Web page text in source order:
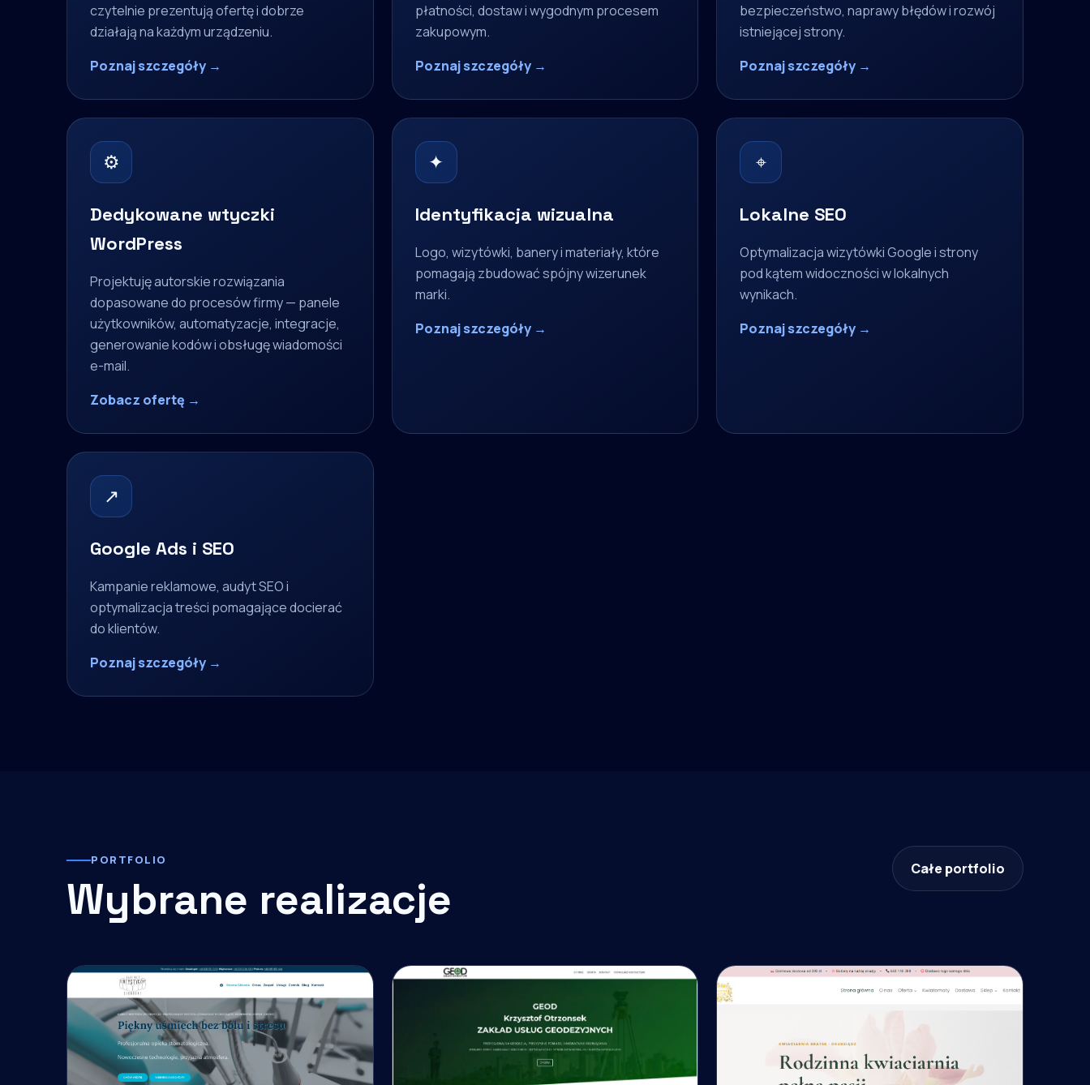
czytelnie prezentują ofertę i dobrze
działają na każdym urządzeniu.
Poznaj szczegóły →
płatności, dostaw i wygodnym procesem
zakupowym.
Poznaj szczegóły →
bezpieczeństwo, naprawy błędów i rozwój
istniejącej strony.
Poznaj szczegóły →
⚙
Dedykowane wtyczki
WordPress
Projektuję autorskie rozwiązania
dopasowane do procesów firmy — panele
użytkowników, automatyzacje, integracje,
generowanie kodów i obsługę wiadomości
e-mail.
Zobacz ofertę →
✦
Identyfikacja wizualna
Logo, wizytówki, banery i materiały, które
pomagają zbudować spójny wizerunek
marki.
Poznaj szczegóły →
⌖
Lokalne SEO
Optymalizacja wizytówki Google i strony
pod kątem widoczności w lokalnych
wynikach.
Poznaj szczegóły →
↗
Google Ads i SEO
Kampanie reklamowe, audyt SEO i
optymalizacja treści pomagające docierać
do klientów.
Poznaj szczegóły →
PORTFOLIO
Wybrane realizacje
Całe portfolio